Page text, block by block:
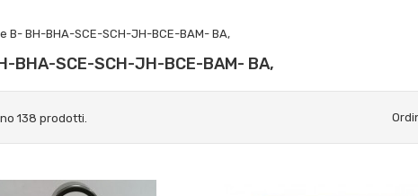
BH-BHA-SCE-SCH-JH-BCE-BAM- BA,
SCE-SCH-JH-BCE-BAM- BA,
138 prodotti.